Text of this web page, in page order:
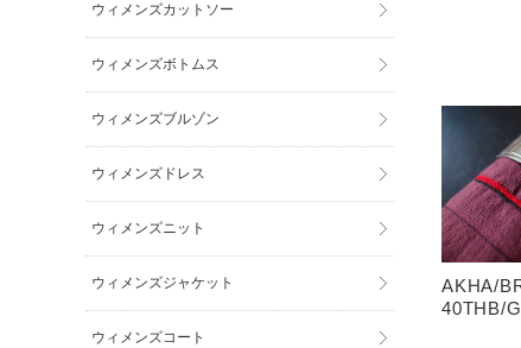
AKHA/
40THB/
ウィメンズカットソー
ウィメンズボトムス
ウィメンズブルゾン
ウィメンズドレス
ウィメンズニット
ウィメンズジャケット
ウィメンズコート